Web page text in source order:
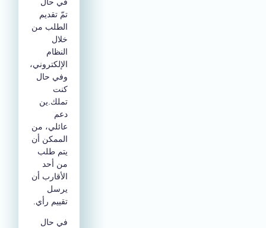
تمّ تقديم
الطلب من
خلال
النظام
الإلكتروني،
وفي حال
كنت
تملك.ين
دعم
عائلي، من
الممكن أن
يتم طلب
من أحد
الأقارب أن
يرسل
تقييم رأي.
في حال